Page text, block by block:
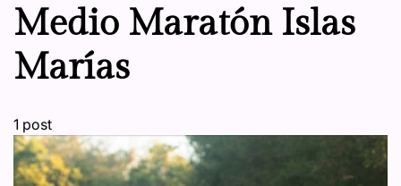
Medio Maratón Islas
Marías
1 post